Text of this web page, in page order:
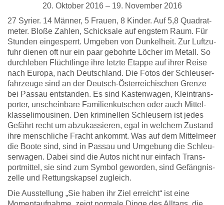
20. Okto­ber 2016 – 19. Novem­ber 2016
27 Syri­er. 14 Män­ner, 5 Frau­en, 8 Kin­der. Auf 5,8 Qua­drat­
me­ter. Blo­ße Zah­len, Schick­sa­le auf engs­tem Raum. Für
Stun­den ein­ge­sperrt. Umge­ben von Dun­kel­heit. Zur Luft­zu­
fuhr die­nen oft nur ein paar gebohr­te Löcher im Metall. So
durch­le­ben Flücht­lin­ge ihre letz­te Etap­pe auf ihrer Rei­se
nach Euro­pa, nach Deutsch­land. Die Fotos der Schleu­ser­
fahr­zeu­ge sind an der Deutsch-Öster­rei­chi­schen Gren­ze
bei Pas­sau ent­stan­den. Es sind Kastenwa­gen, Klein­trans­
por­ter, unschein­ba­re Fami­li­en­kut­schen oder auch Mit­tel­
klas­se­li­mou­si­nen. Den kri­mi­nel­len Schleu­sern ist jedes
Gefährt recht um abzu­kas­sie­ren, egal in wel­chem Zustand
ihre mensch­li­che Fracht ankommt. Was auf dem Mit­tel­meer
die Boo­te sind, sind in Pas­sau und Umge­bung die Schleu­
ser­wa­gen. Dabei sind die Autos nicht nur ein­fach Trans­
port­mit­tel, sie sind zum Sym­bol gewor­den, sind Gefäng­nis­
zel­le und Ret­tungs­kap­sel zugleich.
Die Aus­stel­lung „Sie haben ihr Ziel erreicht“ ist eine